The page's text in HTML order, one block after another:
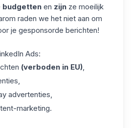
budgetten en zijn ze moeilijk
raden we het niet aan om
je gesponsorde berichten!
Ads:
(verboden in EU),
advertenties,
marketing.